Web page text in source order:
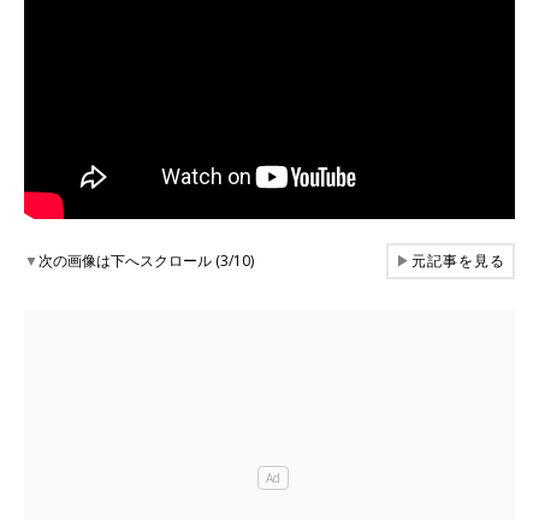
▼次の画像は下へスクロール (3/10) ▶元記事を見る